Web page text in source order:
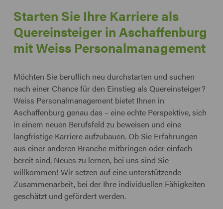
Starten Sie Ihre Karriere als
Quereinsteiger in Aschaffenburg
mit Weiss Personalmanagement
Möchten Sie beruflich neu durchstarten und suchen
nach einer Chance für den Einstieg als Quereinsteiger?
Weiss Personalmanagement bietet Ihnen in
Aschaffenburg genau das – eine echte Perspektive, sich
in einem neuen Berufsfeld zu beweisen und eine
langfristige Karriere aufzubauen. Ob Sie Erfahrungen
aus einer anderen Branche mitbringen oder einfach
bereit sind, Neues zu lernen, bei uns sind Sie
willkommen! Wir setzen auf eine unterstützende
Zusammenarbeit, bei der Ihre individuellen Fähigkeiten
geschätzt und gefördert werden.